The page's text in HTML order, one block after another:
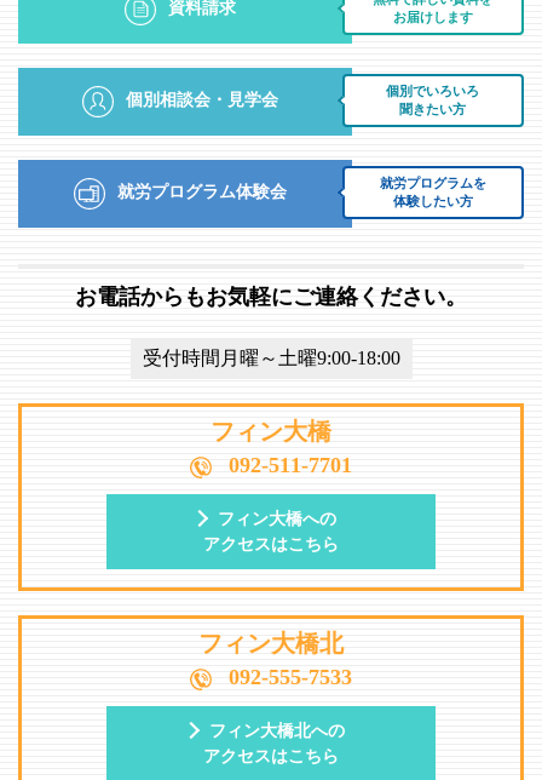
お届けします
資料請求
個別でいろいろ
聞きたい方
個別相談会・見学会
就労プログラムを
体験したい方
就労プログラム体験会
お電話からもお気軽にご連絡ください。
受付時間月曜～土曜9:00-18:00
フィン大橋
092-511-7701
フィン大橋への
アクセスはこちら
フィン大橋北
092-555-7533
フィン大橋北への
アクセスはこちら